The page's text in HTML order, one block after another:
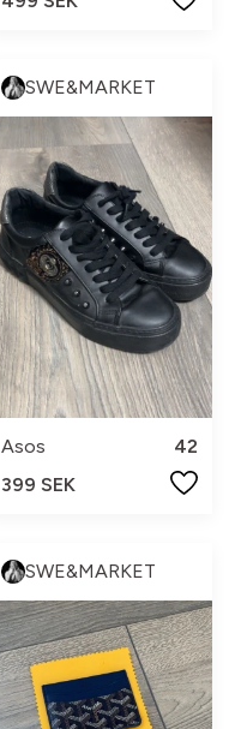
SWE&MARKET
Asos
42
399 SEK
SWE&MARKET